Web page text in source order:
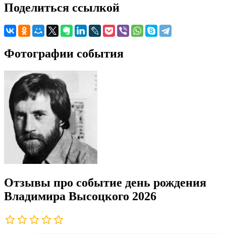
Поделиться ссылкой
Фотографии события
Отзывы про событие день рождения
Владимира Высоцкого 2026